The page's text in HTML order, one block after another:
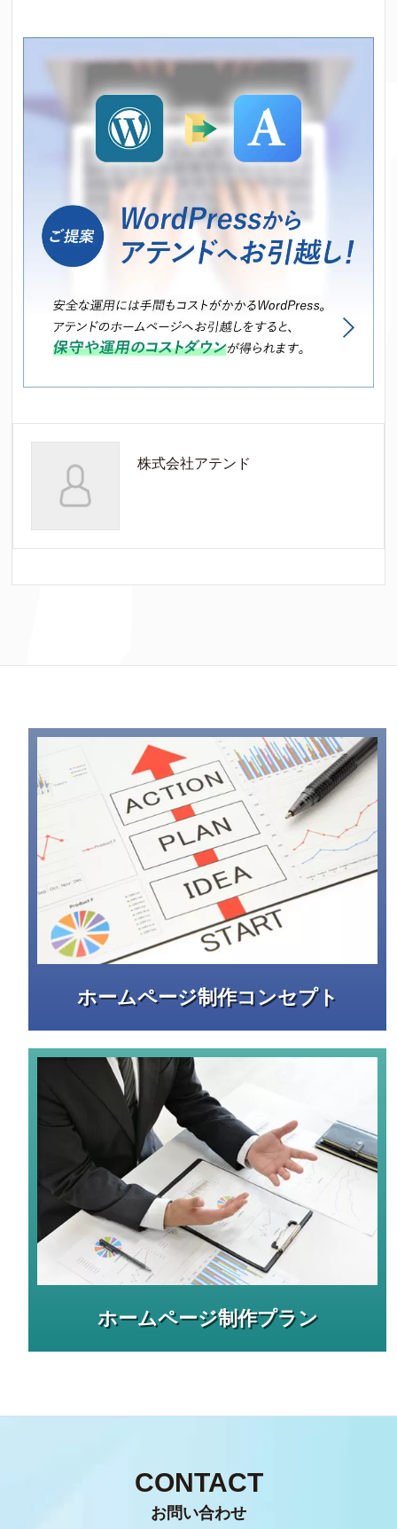
株式会社アテンド
ホームページ制作コンセプト
ホームページ制作プラン
CONTACT
お問い合わせ